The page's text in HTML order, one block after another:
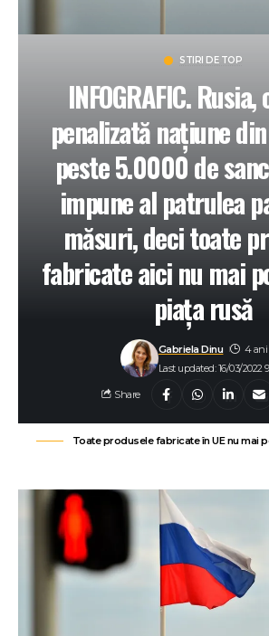
STIRI DE TOP
INFOGRAFIC.
penalizată națiune
peste 5.0000 de
impune al patrulea
măsuri, deci toate
fabricate aici nu mai
piața rusă
Last updated: 16/03/2022
Gabriela Dinu 4 ani
Share
Toate produsele fabricate în UE nu mai